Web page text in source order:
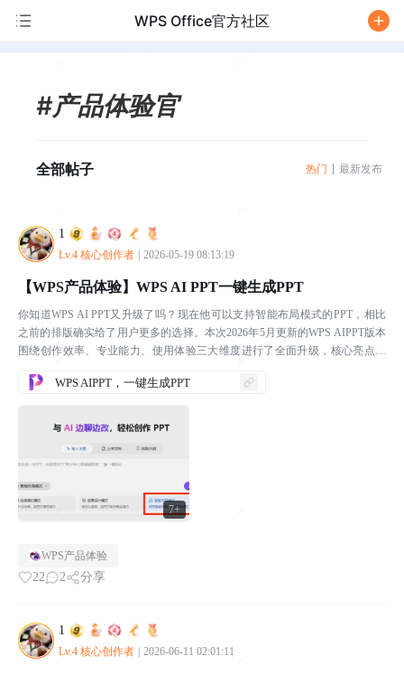
WPS Office官方社区
#产品体验官
全部帖子 热门 最新发布
1
Lv.4 核心创作者 2026-05-19 08:13:19
7+
【WPS产品体验】WPS AI PPT一键生成PPT
你知道WPS AI PPT又升级了吗？现在他可以支持智能布局模式的PPT，相比
之前的排版确实给了用户更多的选择。本次2026年5月更新的WPS AIPPT版本
围绕创作效率、专业能力、使用体验三大维度进行了全面升级，核心亮点如
WPS AIPPT，一键生成PPT
WPS产品体验
22 2 分享
1
Lv.4 核心创作者 2026-06-11 02:01:11